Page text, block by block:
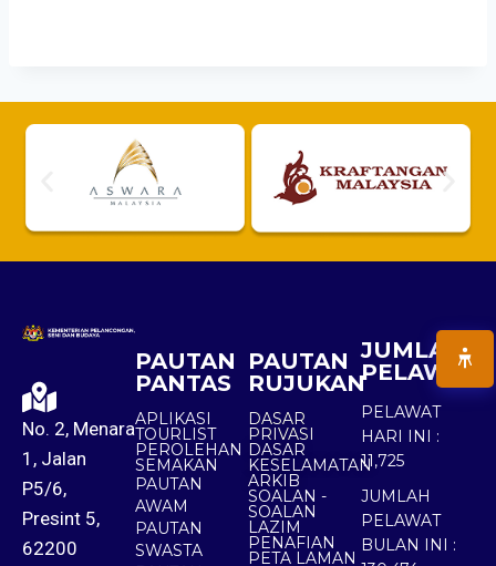
No. 2, Menara
1, Jalan
P5/6,
Presint 5,
62200
PAUTAN
PANTAS
APLIKASI
TOURLIST
PEROLEHAN
SEMAKAN
PAUTAN
AWAM
PAUTAN
SWASTA
PAUTAN
RUJUKAN
DASAR
PRIVASI
DASAR
KESELAMATAN
ARKIB
SOALAN -
SOALAN
LAZIM
PENAFIAN
PETA LAMAN
JUMLAH
PELAWAT
PELAWAT
HARI INI :
11,725
JUMLAH
PELAWAT
BULAN INI :